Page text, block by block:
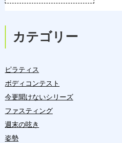
カテゴリー
ピラティス
ボディコンテスト
今更聞けないシリーズ
ファスティング
週末の呟き
姿勢